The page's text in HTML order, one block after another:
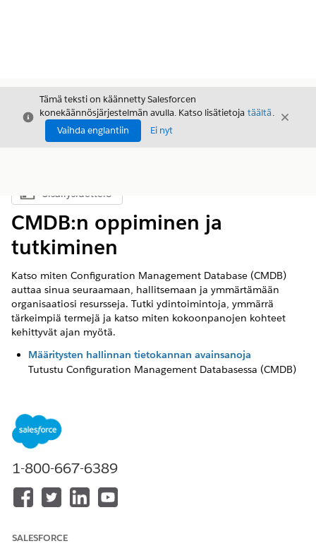
Sulje
Tämä teksti on käännetty Salesforcen
konekäännösjärjestelmän avulla. Katso lisätietoja täältä.
Vaihda englantiin
Ei nyt
Sulje
Näytä sisällysluettelo
Sisällysluettelo
CMDB:n oppiminen ja
tutkiminen
Katso miten Configuration Management Database (CMDB)
auttaa sinua seuraamaan, hallitsemaan ja ymmärtämään
organisaatiosi resursseja. Tutki ydintoimintoja, ymmärrä
tärkeimpiä termejä ja katso miten kokoonpanojen kohteet
kehittyvät ajan myötä.
Määritysten hallinnan tietokannan avainsanoja
Tutustu Configuration Management Databasessa (CMDB)
CMDB:n hyödyt
Katso miten Configuration Management Database (CMDB)
parantaa näkyvyyttä, tarkkuutta ja toimintatehokkuutta IT-
ympäristössäsi. Tutustu kunkin CMDB-komponentin
resurssien seurantaa ja luottavaista päätöksentekoa.
Tutustu kokoonpanodatan koko elinkaareen Määritysten
1-800-667-6389
SALESFORCE